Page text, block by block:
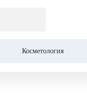
Косметология